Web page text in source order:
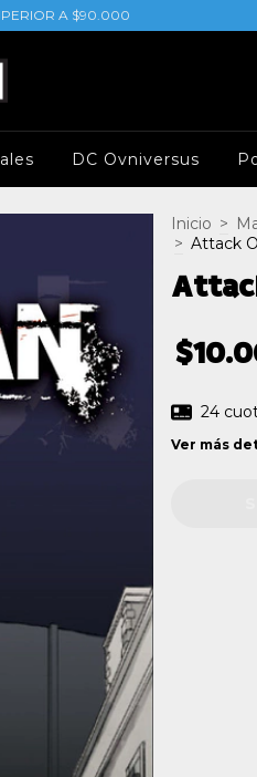
A $90.000
DC Ovniversus
Inicio >
> Attack
24
Ver más